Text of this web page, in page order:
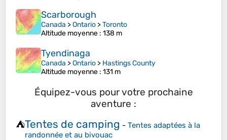
Scarborough
Canada >Ontario >Toronto
Altitude moyenne : 138 m
Tyendinaga
Canada >Ontario > Hastings County
Altitude moyenne : 131 m
Équipez-vous pour votre prochaine
aventure :
⛺Tentes de camping - Tentes adaptées à la
randonnée et au bivouac